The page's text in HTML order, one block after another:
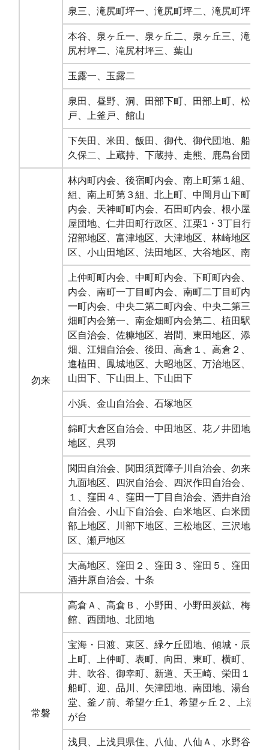
泉三、滝尻町坪一、滝尻町坪二、滝尻町坪三
本谷、泉ヶ丘一、泉ヶ丘二、泉ヶ丘三、滝尻
尻村坪二、滝尻村坪三、葉山
玉露一、玉露二
泉田、昼野、洞、田部下町、田部上町、松小
戸、上釜戸、館山
下矢田、米田、飯田、御代、御代団地、船戸
久保二、上蔵持、下蔵持、走熊、鹿島台団地
勿来
林内町内会、後宿町内会、南上町第１組、南
組、南上町第３組、北上町、中岡月山下町内
内会、天神町町内会、石田町内会、根小屋町
屋団地、仁井田町行政区、江栗1・3丁目行政
沼部地区、富津地区、大津地区、林崎地区、
区、小山田地区、法田地区、大谷地区、南台
上仲町町内会、中町町内会、下町町内会、本
内会、南町一丁目町内会、南町二丁目町内会
一町内会、中央二第二町内会、中央二第三町
畑町内会第一、南金畑町内会第二、植田駅前
区自治会、佐糠地区、岩間、東田地区、添野
畑、江畑自治会、後田、高倉１、高倉２、火
進植田、鳳城地区、大昭地区、万治地区、上
山田下、下山田上、下山田下
小浜、金山自治会、石塚地区
錦町大倉区自治会、中田地区、花ノ井団地町
地区、呉羽
関田自治会、関田須賀障子川自治会、勿来駅
九面地区、四沢自治会、四沢作田自治会、四
１、窪田４、窪田一丁目自治会、酒井自治協
自治会、小山下自治会、白米地区、白米団地
部上地区、川部下地区、三松地区、三沢地区
区、瀬戸地区
大高地区、窪田２、窪田３、窪田５、窪田６
酒井原自治会、十条
常磐
高倉Ａ、高倉Ｂ、小野田、小野田炭鉱、梅ケ
館、西団地、北団地
宝海・日渡、東区、緑ケ丘団地、傾城・辰之
上町、上仲町、表町、向田、東町、横町、八
井、吹谷、御幸町、新道、天王崎、栄田１、
船町、迎、品川、矢津団地、南団地、湯台堂
堂、釜ノ前、希望ケ丘1、希望ヶ丘２、上湯長
が台
浅貝、上浅貝県住、八仙、八仙Ａ、水野谷町